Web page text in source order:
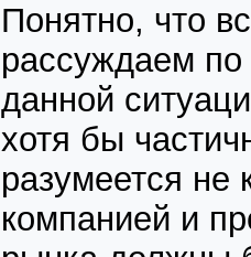
Понятно, что
рассуждаем по
данной
хотя бы
разумеется не
компанией и